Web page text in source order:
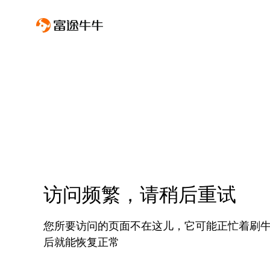
访问频繁，请稍后重试
您所要访问的页面不在这儿，它可能正忙着刷
后就能恢复正常